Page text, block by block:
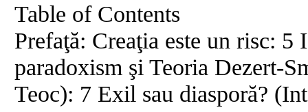
Table of Contents
Prefaţă: Creaţia este un risc:
paradoxism şi Teoria Dezert-
Teoc): 7 Exil sau diasporă?